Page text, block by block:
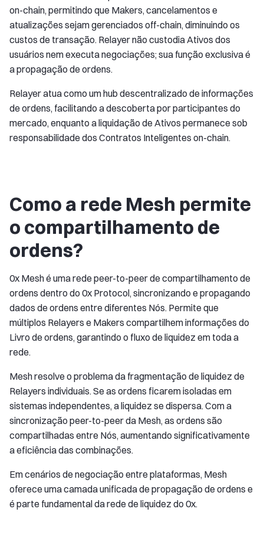
on-chain, permitindo que Makers, cancelamentos e
atualizações sejam gerenciados off-chain, diminuindo os
custos de transação. Relayer não custodia Ativos dos
usuários nem executa negociações; sua função exclusiva é
a propagação de ordens.
Relayer atua como um hub descentralizado de informações
de ordens, facilitando a descoberta por participantes do
mercado, enquanto a liquidação de Ativos permanece sob
responsabilidade dos Contratos Inteligentes on-chain.
Como a rede Mesh permite
o compartilhamento de
ordens?
0x Mesh é uma rede peer-to-peer de compartilhamento de
ordens dentro do 0x Protocol, sincronizando e propagando
dados de ordens entre diferentes Nós. Permite que
múltiplos Relayers e Makers compartilhem informações do
Livro de ordens, garantindo o fluxo de liquidez em toda a
rede.
Mesh resolve o problema da fragmentação de liquidez de
Relayers individuais. Se as ordens ficarem isoladas em
sistemas independentes, a liquidez se dispersa. Com a
sincronização peer-to-peer da Mesh, as ordens são
compartilhadas entre Nós, aumentando significativamente
a eficiência das combinações.
Em cenários de negociação entre plataformas, Mesh
oferece uma camada unificada de propagação de ordens e
é parte fundamental da rede de liquidez do 0x.